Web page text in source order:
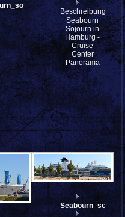
Beschreibung:
Seabourn
Sojourn in
Hamburg -
Cruise
Center
Panorama